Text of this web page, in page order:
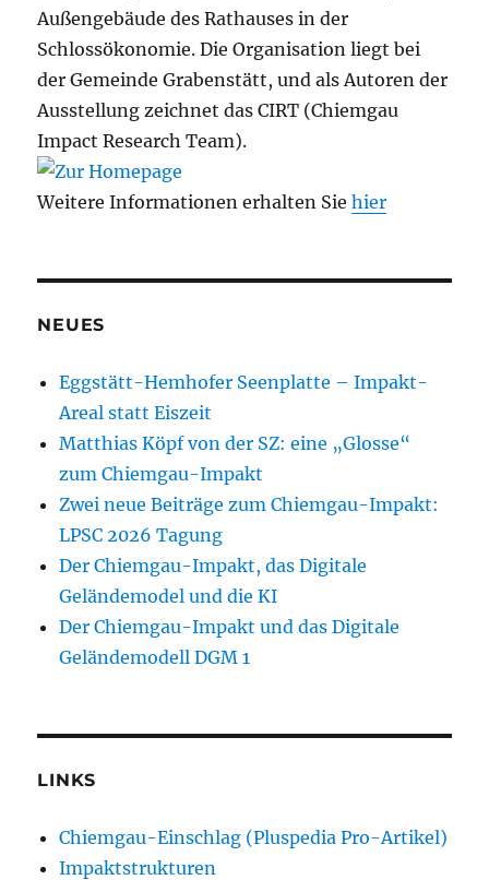
Außengebäude des Rathauses in der
Schlossökonomie. Die Organisation liegt bei
der Gemeinde Grabenstätt, und als Autoren der
Ausstellung zeichnet das CIRT (Chiemgau
Impact Research Team).
Weitere Informationen erhalten Siehier
NEUES
Eggstätt-Hemhofer Seenplatte – Impakt-
Areal statt Eiszeit
Matthias Köpf von der SZ: eine „Glosse“
zum Chiemgau-Impakt
Zwei neue Beiträge zum Chiemgau-Impakt:
LPSC 2026 Tagung
Der Chiemgau-Impakt, das Digitale
Geländemodel und die KI
Der Chiemgau-Impakt und das Digitale
Geländemodell DGM 1
LINKS
Chiemgau-Einschlag (Pluspedia Pro-Artikel)
Impaktstrukturen